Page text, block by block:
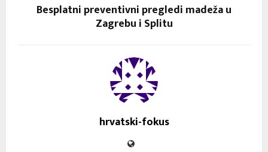
Besplatni preventivni pregledi madeža u
Zagrebu i Splitu
hrvatski-fokus